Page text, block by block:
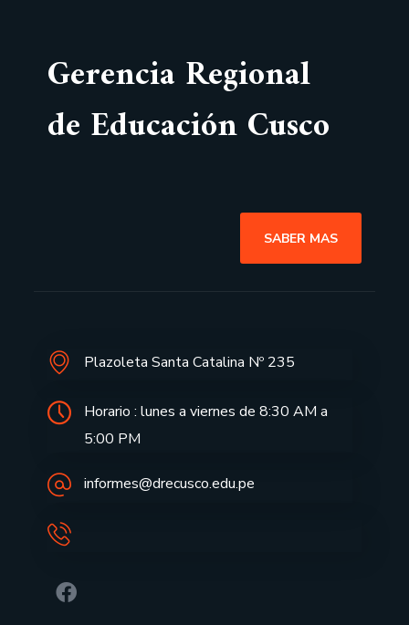
Gerencia Regional
de Educación Cusco
SABER MAS
Plazoleta Santa Catalina Nº 235
Horario : lunes a viernes de 8:30 AM a
5:00 PM
informes@drecusco.edu.pe